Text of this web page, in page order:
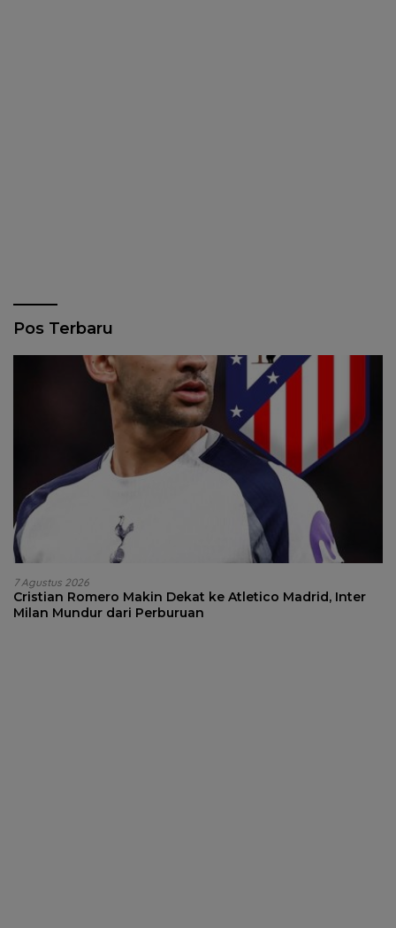
Pos Terbaru
7 Agustus 2026
Cristian Romero Makin Dekat ke Atletico Madrid, Inter
Milan Mundur dari Perburuan